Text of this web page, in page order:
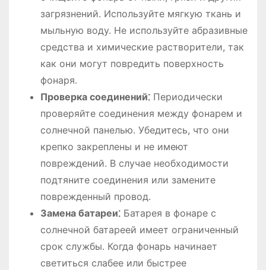
загрязнений. Используйте мягкую ткань и
мыльную воду. Не используйте абразивные
средства и химические растворители, так
как они могут повредить поверхность
фонаря.
Проверка соединений⁚Периодически
проверяйте соединения между фонарем и
солнечной панелью. Убедитесь, что они
крепко закреплены и не имеют
повреждений. В случае необходимости
подтяните соединения или замените
поврежденный провод.
Замена батареи⁚Батарея в фонаре с
солнечной батареей имеет ограниченный
срок службы. Когда фонарь начинает
светиться слабее или быстрее